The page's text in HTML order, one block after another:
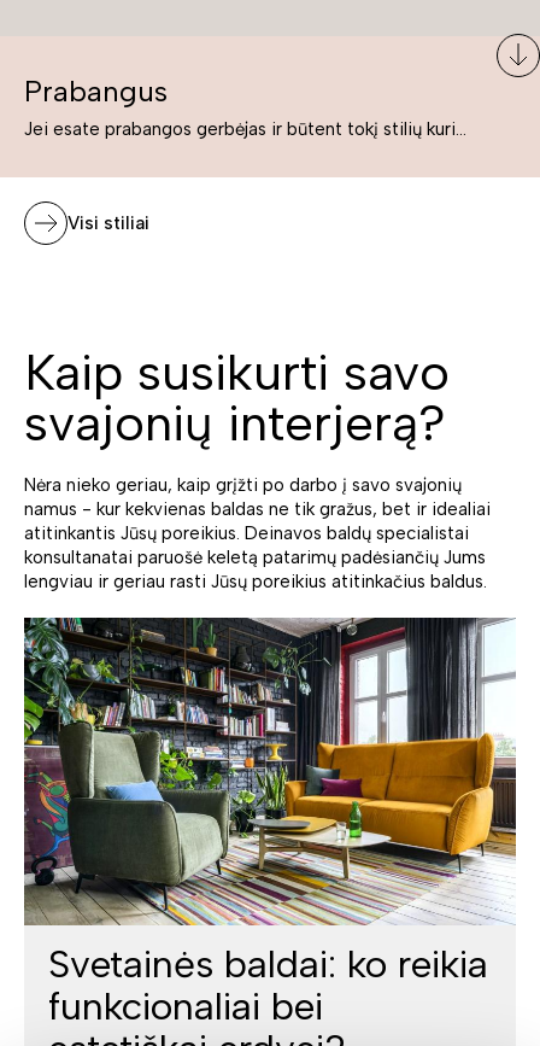
Prabangus
Jei esate prabangos gerbėjas ir būtent tokį stilių kuriate savo namuose ar biure, tuomet solidūs, prabangūs baldai nepriekaištingai įsilies į Jūsų kuriamą interjerą.
Visi stiliai
Kaip susikurti savo
svajonių interjerą?
Nėra nieko geriau, kaip grįžti po darbo į savo svajonių
namus - kur kekvienas baldas ne tik gražus, bet ir idealiai
atitinkantis Jūsų poreikius. Deinavos baldų specialistai
konsultanatai paruošė keletą patarimų padėsiančių Jums
lengviau ir geriau rasti Jūsų poreikius atitinkačius baldus.
Svetainės baldai: ko reikia
funkcionaliai bei